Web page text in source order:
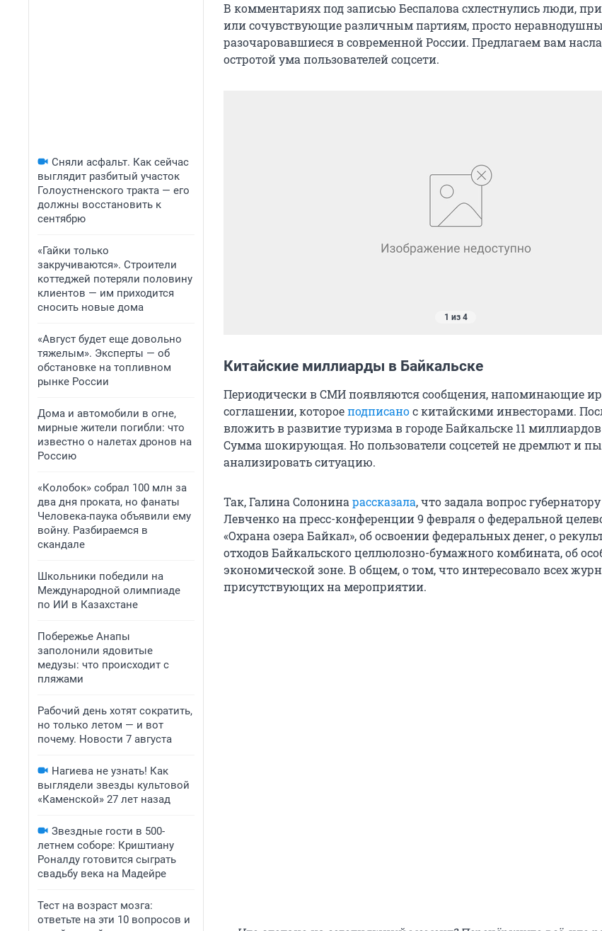
Сняли асфальт. Как сейчас
выглядит разбитый участок
Голоустненского тракта — его
должны восстановить к
сентябрю
«Гайки только
закручиваются». Строители
коттеджей потеряли половину
клиентов — им приходится
сносить новые дома
«Август будет еще довольно
тяжелым». Эксперты — об
обстановке на топливном
рынке России
Дома и автомобили в огне,
мирные жители погибли: что
известно о налетах дронов на
Россию
«Колобок» собрал 100 млн за
два дня проката, но фанаты
Человека-паука объявили ему
войну. Разбираемся в
скандале
Школьники победили на
Международной олимпиаде
по ИИ в Казахстане
Побережье Анапы
заполонили ядовитые
медузы: что происходит с
пляжами
Рабочий день хотят сократить,
но только летом — и вот
почему. Новости 7 августа
Нагиева не узнать! Как
выглядели звезды культовой
«Каменской» 27 лет назад
Звездные гости в 500-
летнем соборе: Криштиану
Роналду готовится сыграть
свадьбу века на Мадейре
Тест на возраст мозга:
ответьте на эти 10 вопросов и
В комментариях под записью Беспалова схлестнулись люди,
или сочувствующие различным партиям, просто
разочаровавшиеся в современной России. Предлагаем вам
остротой ума пользователей соцсети.
1 из 4
Китайские миллиарды в Байкальске
Периодически в СМИ появляются сообщения, напоминающие
соглашении, котороеподписанос китайскими инвесторами.
вложить в развитие туризма в городе Байкальске 11
Сумма шокирующая. Но пользователи соцсетей не дремлют и
анализировать ситуацию.
Так, Галина Солонина рассказала, что задала вопрос
Левченко на пресс-конференции 9 февраля о федеральной
«Охрана озера Байкал», об освоении федеральных денег, о
отходов Байкальского целлюлозно-бумажного комбината, об
экономической зоне. В общем, о том, что интересовало всех
присутствующих на мероприятии.